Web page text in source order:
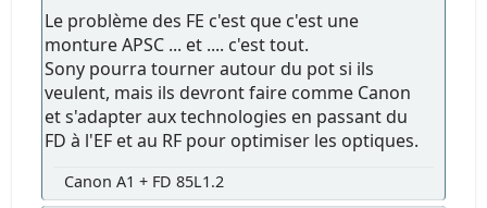
Le problème des FE c'est que c'est une
monture APSC ... et .... c'est tout.
Sony pourra tourner autour du pot si ils
veulent, mais ils devront faire comme Canon
et s'adapter aux technologies en passant du
FD à l'EF et au RF pour optimiser les optiques.
Canon A1 + FD 85L1.2